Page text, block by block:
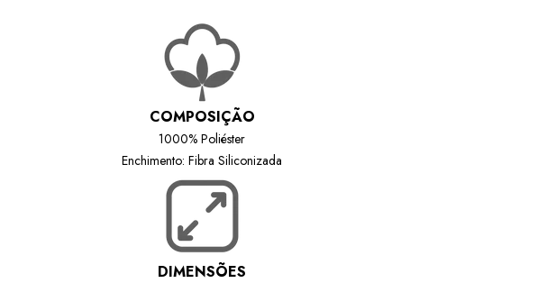
COMPOSIÇÃO
1000% Poliéster
Enchimento: Fibra Siliconizada
DIMENSÕES